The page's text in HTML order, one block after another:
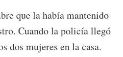
que la había mantenido
Cuando la policía llegó
dos mujeres en la casa.